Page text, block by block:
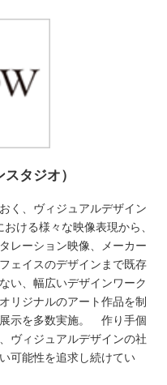
タジオ）
く、ヴィジュアルデザイン
ける様々な映像表現から、
レーション映像、メーカー
ェイスのデザインまで既存
い、幅広いデザインワーク
リジナルのアート作品を制
示を多数実施。 作り手個
ヴィジュアルデザインの社
可能性を追求し続けてい